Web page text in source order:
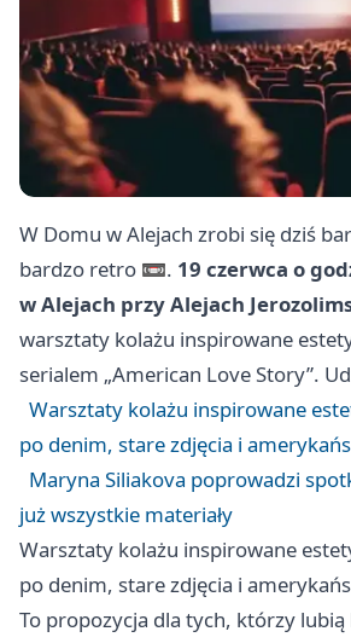
W Domu w Alejach zrobi się dziś
bardzo retro 📼. 19 czerwca o
w Alejach przy Alejach
warsztaty kolażu inspirowane
serialem „American Love Story”.
Warsztaty kolażu inspirowane
po denim, stare zdjęcia i
Maryna Siliakova poprowadzi
już wszystkie materiały
Warsztaty kolażu inspirowane
po denim, stare zdjęcia i
To propozycja dla tych, którzy